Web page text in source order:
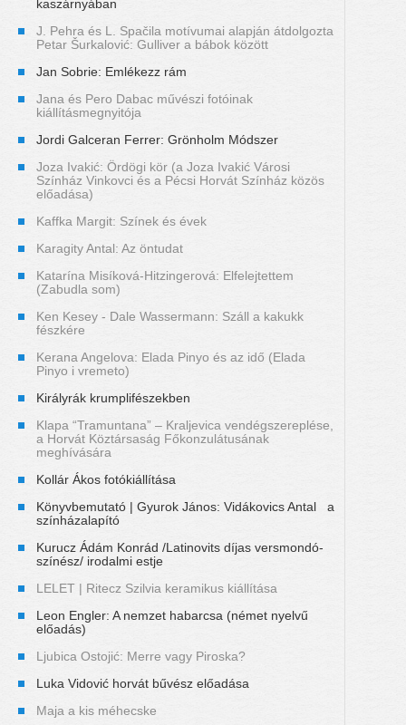
kaszárnyában
J. Pehra és L. Spačila motívumai alapján átdolgozta
Petar Šurkalović: Gulliver a bábok között
Jan Sobrie: Emlékezz rám
Jana és Pero Dabac művészi fotóinak
kiállításmegnyitója
Jordi Galceran Ferrer: Grönholm Módszer
Joza Ivakić: Ördögi kör (a Joza Ivakić Városi
Színház Vinkovci és a Pécsi Horvát Színház közös
előadása)
Kaffka Margit: Színek és évek
Karagity Antal: Az öntudat
Katarína Misíková-Hitzingerová: Elfelejtettem
(Zabudla som)
Ken Kesey - Dale Wassermann: Száll a kakukk
fészkére
Kerana Angelova: Elada Pinyo és az idő (Elada
Pinyo i vremeto)
Királyrák krumplifészekben
Klapa “Tramuntana” – Kraljevica vendégszereplése,
a Horvát Köztársaság Főkonzulátusának
meghívására
Kollár Ákos fotókiállítása
Könyvbemutató | Gyurok János: Vidákovics Antal a
színházalapító
Kurucz Ádám Konrád /Latinovits díjas versmondó-
színész/ irodalmi estje
LELET | Ritecz Szilvia keramikus kiállítása
Leon Engler: A nemzet habarcsa (német nyelvű
előadás)
Ljubica Ostojić: Merre vagy Piroska?
Luka Vidović horvát bűvész előadása
Maja a kis méhecske